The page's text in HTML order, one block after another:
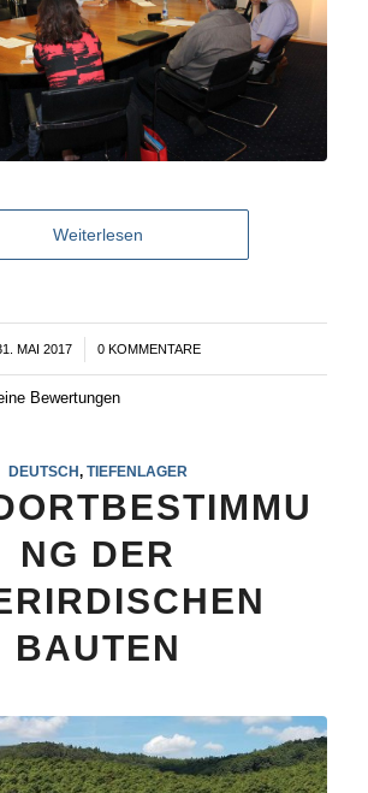
Weiterlesen
MAI 2017
/ 0 KOMMENTARE
Bewertungen
DEUTSCH,TIEFENLAGER
NG DER
BAUTEN